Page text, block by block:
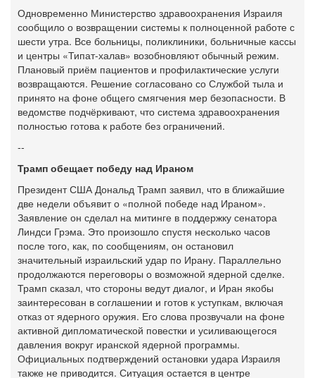
Одновременно Министерство здравоохранения Израиля
сообщило о возвращении системы к полноценной работе с
шести утра. Все больницы, поликлиники, больничные кассы
и центры «Типат-халав» возобновляют обычный режим.
Плановый приём пациентов и профилактические услуги
возвращаются. Решение согласовано со Службой тыла и
принято на фоне общего смягчения мер безопасности. В
ведомстве подчёркивают, что система здравоохранения
полностью готова к работе без ограничений.
--
Трамп обещает победу над Ираном
Президент США Дональд Трамп заявил, что в ближайшие
две недели объявит о «полной победе над Ираном».
Заявление он сделал на митинге в поддержку сенатора
Линдси Грэма. Это произошло спустя несколько часов
после того, как, по сообщениям, он остановил
значительный израильский удар по Ирану. Параллельно
продолжаются переговоры о возможной ядерной сделке.
Трамп сказал, что стороны ведут диалог, и Иран якобы
заинтересован в соглашении и готов к уступкам, включая
отказ от ядерного оружия. Его слова прозвучали на фоне
активной дипломатической повестки и усиливающегося
давления вокруг иранской ядерной программы.
Официальных подтверждений остановки удара Израиля
также не приводится. Ситуация остается в центре